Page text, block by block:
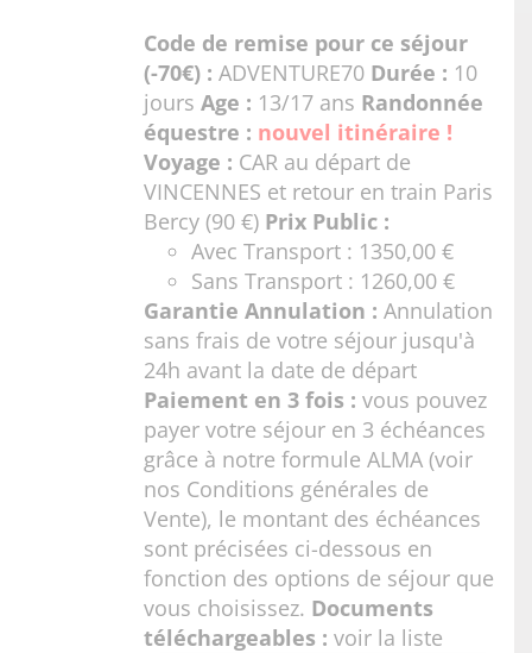
Code de remise pour ce séjour
(-70€) : ADVENTURE70 Durée : 10
joursAge : 13/17 ans Randonnée
équestre : nouvel itinéraire !
Voyage : CAR au départ de
VINCENNES et retour en train Paris
Bercy (90 €) Prix Public :
Avec Transport : 1350,00 €
Sans Transport : 1260,00 €
Garantie Annulation : Annulation
sans frais de votre séjour jusqu'à
24h avant la date de départ
Paiement en 3 fois : vous pouvez
payer votre séjour en 3 échéances
grâce à notre formule ALMA (voir
nos Conditions générales de
Vente), le montant des échéances
sont précisées ci-dessous en
fonction des options de séjour que
vous choisissez. Documents
téléchargeables : voir la liste